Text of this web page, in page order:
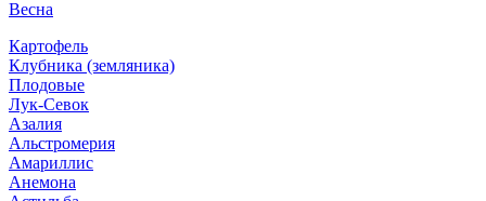
Весна
Картофель
Клубника (земляника)
Плодовые
Лук-Севок
Азалия
Альстромерия
Амариллис
Анемона